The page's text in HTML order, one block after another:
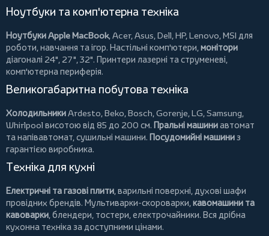
Ноутбуки та комп'ютерна техніка
Ноутбуки Apple MacBook, Acer, Asus, Dell, HP, Lenovo, MSI для
роботи, навчання та ігор. Настільні комп'ютери, монітори
діагоналі 24", 27", 32". Принтери лазерні та струменеві,
комп'ютерна периферія.
Великогабаритна побутова техніка
ХолодильникиArdesto, Beko, Bosch, Gorenje, LG, Samsung,
Whirlpool висотою від 85 до 200 см. Пральні машиниавтомат
та напівавтомат, сушильні машини. Посудомийні машиниз
гарантією виробника.
Техніка для кухні
Електричні та газові плити, варильні поверхні, духові шафи
провідних брендів. Мультиварки-скороварки, кавомашини та
кавоварки, блендери, тостери, електрочайники. Вся дрібна
кухонна техніка за доступними цінами.